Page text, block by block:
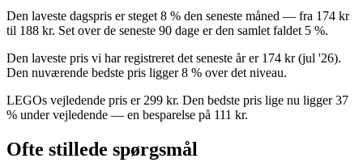
Den laveste dagspris er steget 8 % den seneste måned — fra 174 kr
til 188 kr. Set over de seneste 90 dage er den samlet faldet 5 %.
Den laveste pris vi har registreret det seneste år er 174 kr (jul '26).
Den nuværende bedste pris ligger 8 % over det niveau.
LEGOs vejledende pris er 299 kr. Den bedste pris lige nu ligger 37
% under vejledende — en besparelse på 111 kr.
Ofte stillede spørgsmål